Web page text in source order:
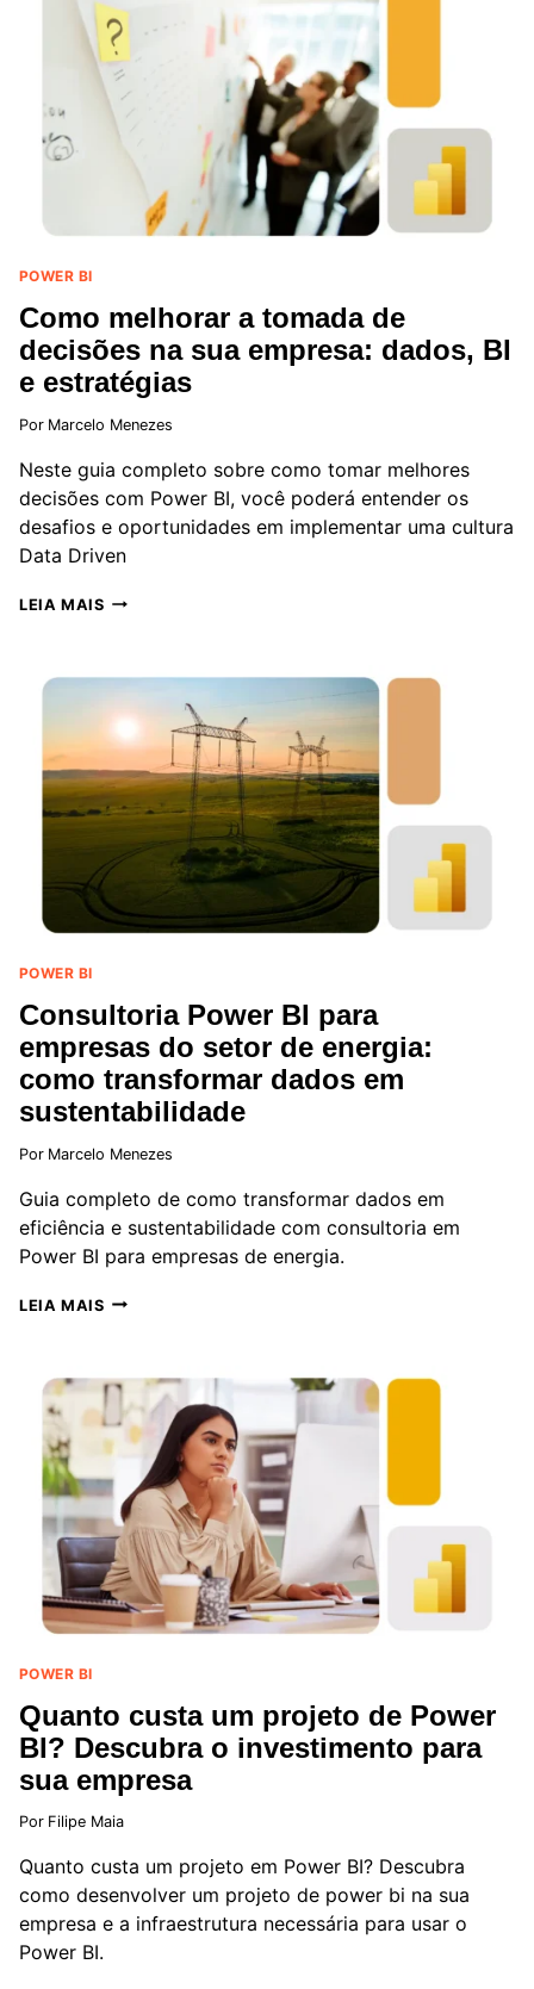
ESSE
COMPARATIVO
COMPLETO
DESSAS
FERRAMENTAS
POWER BI
Como melhorar a tomada de
decisões na sua empresa: dados, BI
e estratégias
Por Marcelo Menezes
Neste guia completo sobre como tomar melhores
decisões com Power BI, você poderá entender os
desafios e oportunidades em implementar uma cultura
Data Driven
LEIA MAISCOMO
DECISÕES
NA
EMPRESA:
DADOS,
BI
ESTRATÉGIAS
POWER BI
Consultoria Power BI para
empresas do setor de energia:
como transformar dados em
sustentabilidade
Por Marcelo Menezes
Guia completo de como transformar dados em
eficiência e sustentabilidade com consultoria em
Power BI para empresas de energia.
LEIA MAISCONSULTORIA
EMPRESAS
DO
SETOR
DE
ENERGIA:
COMO
TRANSFORMAR
DADOS
EM
SUSTENTABILIDADE
POWER BI
Quanto custa um projeto de Power
BI? Descubra o investimento para
sua empresa
Por Filipe Maia
Quanto custa um projeto em Power BI? Descubra
como desenvolver um projeto de power bi na sua
empresa e a infraestrutura necessária para usar o
Power BI.